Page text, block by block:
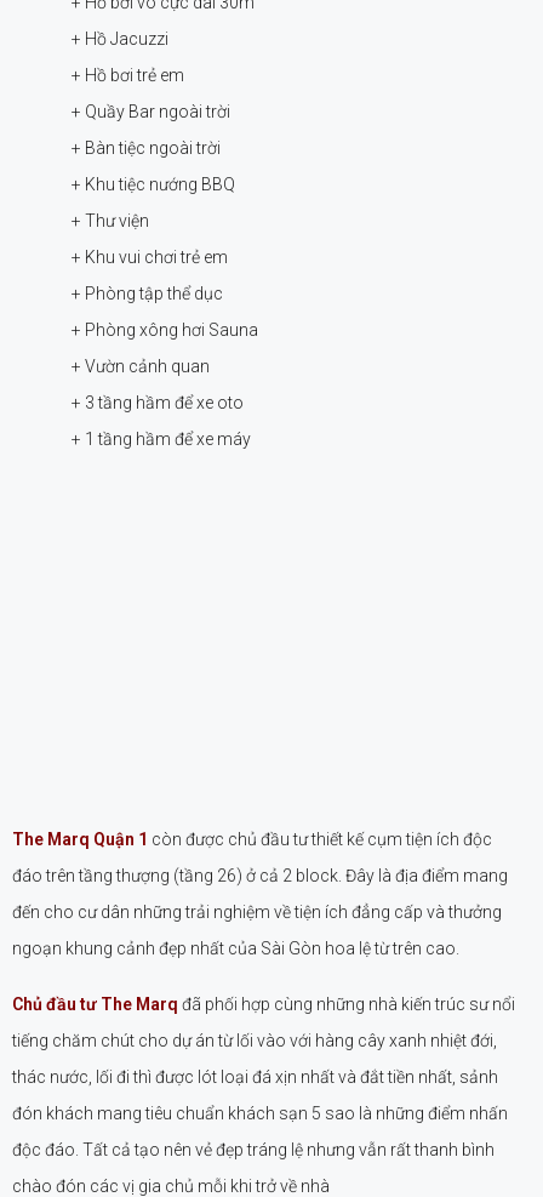
+ Hồ Jacuzzi
+ Hồ bơi trẻ em
+ Quầy Bar ngoài trời
+ Bàn tiệc ngoài trời
+ Khu tiệc nướng BBQ
+ Thư viện
+ Khu vui chơi trẻ em
+ Phòng tập thể dục
+ Phòng xông hơi Sauna
+ Vườn cảnh quan
+ 3 tầng hầm để xe oto
+ 1 tầng hầm để xe máy
The Marq Quận 1 còn được chủ đầu tư thiết kế cụm tiện ích độc
đáo trên tầng thượng (tầng 26) ở cả 2 block. Đây là địa điểm mang
đến cho cư dân những trải nghiệm về tiện ích đẳng cấp và thưởng
ngoạn khung cảnh đẹp nhất của Sài Gòn hoa lệ từ trên cao.
Chủ đầu tư The Marq đã phối hợp cùng những nhà kiến trúc sư nổi
tiếng chăm chút cho dự án từ lối vào với hàng cây xanh nhiệt đới,
thác nước, lối đi thì được lót loại đá xịn nhất và đắt tiền nhất, sảnh
đón khách mang tiêu chuẩn khách sạn 5 sao là những điểm nhấn
độc đáo. Tất cả tạo nên vẻ đẹp tráng lệ nhưng vẫn rất thanh bình
chào đón các vị gia chủ mỗi khi trở về nhà